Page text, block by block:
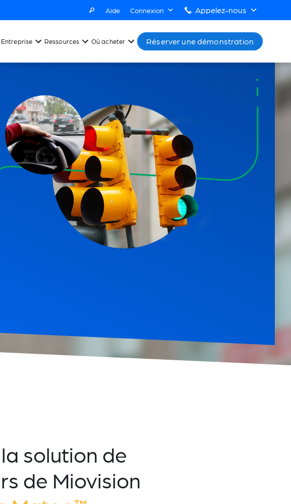
Aide Connexion Appelez-nous
Entreprise Ressources Où acheter Réserver une démonstration
solution de
de Miovision